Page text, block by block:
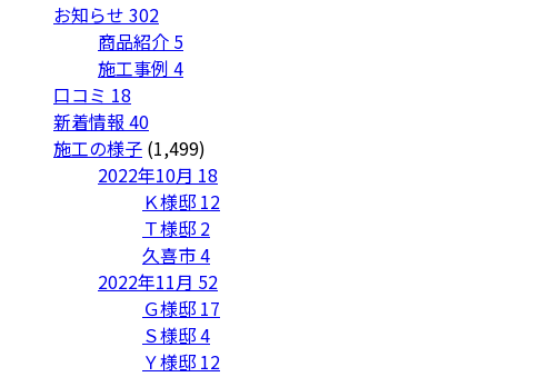
お知らせ 302
商品紹介 5
施工事例 4
口コミ 18
新着情報 40
施工の様子 (1,499)
2022年10月 18
Ｋ様邸 12
Ｔ様邸 2
久喜市4
2022年11月 52
Ｇ様邸 17
Ｓ様邸4
Ｙ様邸 12